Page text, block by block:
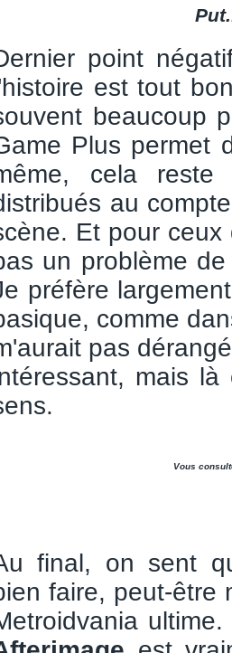
point
est tout
beaucoup
Plus permet
cela reste
au
Et pour
un problème
préfère
comme
pas
mais
Vous
final, on sent
faire, peut-être